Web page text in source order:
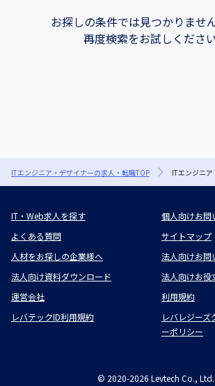
お探しの条件では見つかりませ
再度検索をお試しください
ITエンジニア・デザイナーの求人・転職TOP ITエンジニ
IT・Web求人を探す
個人向けお問
よくある質問
サイトマップ
人材をお探しの企業様へ
法人向けお問
法人向け資料ダウンロード
法人向けお役
運営会社
利用規約
レバテックID利用規約
レバレジーズ
ーポリシー
© 2020-2026 Levtech Co., Ltd.